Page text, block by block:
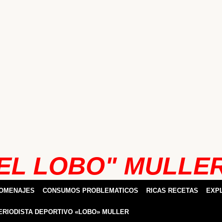
LOBO"
CONSUMOS PROBLEMATICOS RICAS RECETAS
DEPORTIVO «LOBO» MULLER